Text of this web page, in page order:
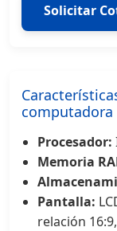
Solicitar
Procesador:
Memoria
Pantalla:
relación